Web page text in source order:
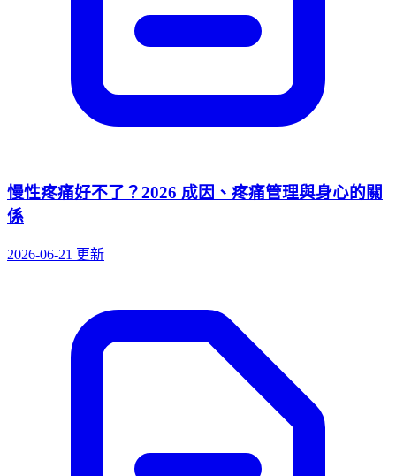
慢性疼痛好不了？2026 成因、疼痛管理與身心的關
係
2026-06-21 更新